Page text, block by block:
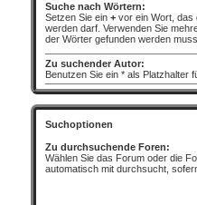
Suche nach Wörtern:
Setzen Sie ein +vor ein Wort, das
werden darf. Verwenden Sie
der Wörter gefunden werden
Zu suchender Autor:
Benutzen Sie ein * als Platzhalter
Suchoptionen
Zu durchsuchende Foren:
Wählen Sie das Forum oder die
automatisch mit durchsucht,